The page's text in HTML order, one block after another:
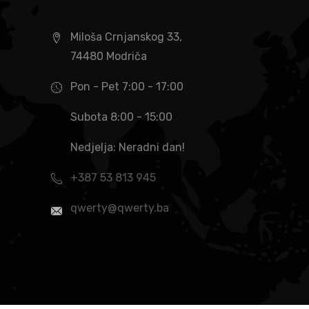
Miloša Crnjanskog 33,
74480 Modriča
Pon - Pet 7:00 - 17:00
Subota 8:00 - 15:00
Nedjelja: Neradni dan!
+387 53 813 945
qwerty@qwerty.ba